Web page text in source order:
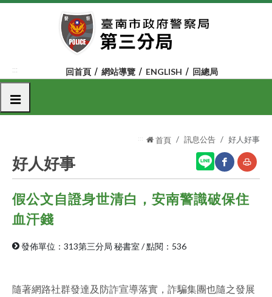
跳
容
塊
::: 回首頁 網站導覽 ENGLISH 回總局
選單
::: 首頁 訊息公告 好人好事
好人好事
網
facebook
友
假公文自證身世清白，安南警識破保住
血汗錢
發佈單位：313第三分局 秘書室 /點閱：536
隨著網路社群發達及防詐宣導落實，詐騙集團也隨之發展